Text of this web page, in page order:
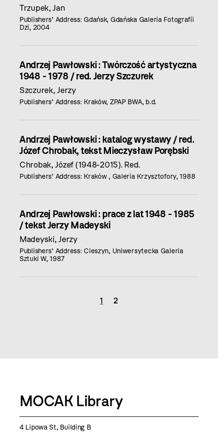
Trzupek, Jan
Publishers’ Address: Gdańsk, Gdańska Galeria Fotografii
Dzi, 2004
Andrzej Pawłowski : Twórczość artystyczna
1948 - 1978 / red. Jerzy Szczurek
Szczurek, Jerzy
Publishers’ Address: Kraków, ZPAP BWA, b.d.
Andrzej Pawłowski : katalog wystawy / red.
Józef Chrobak, tekst Mieczysław Porębski
Chrobak, Józef (1948-2015). Red.
Publishers’ Address: Kraków , Galeria Krzysztofory, 1988
Andrzej Pawłowski : prace z lat 1948 - 1985
/ tekst Jerzy Madeyski
Madeyski, Jerzy
Publishers’ Address: Cieszyn, Uniwersytecka Galeria
Sztuki W, 1987
1 2
MOCAK Library
4 Lipowa St, Building B